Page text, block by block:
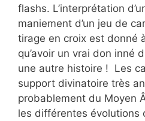
flashs. L’interprétation
maniement d’un jeu de
tirage en croix est donné
qu’avoir un vrai don inné
une autre histoire ! Les
support divinatoire très
probablement du Moyen
les différentes évolutions